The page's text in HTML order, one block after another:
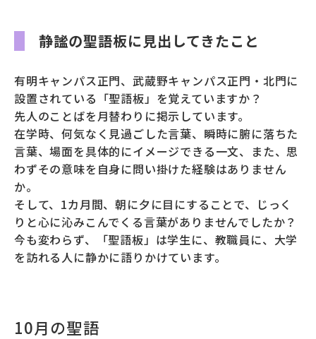
お知らせ
創立100周年記念事業
募財（寄付）
採用情報
各種手続き・ご案内
卒業後の学び
静謐の聖語板に見出してきたこと
有明キャンパス正門、武蔵野キャンパス正門・北門に
設置されている「聖語板」を覚えていますか？
先人のことばを月替わりに掲示しています。
在学時、何気なく見過ごした言葉、瞬時に腑に落ちた
言葉、場面を具体的にイメージできる一文、また、思
わずその意味を自身に問い掛けた経験はありません
か。
そして、1カ月間、朝に夕に目にすることで、じっく
りと心に沁みこんでくる言葉がありませんでしたか？
今も変わらず、「聖語板」は学生に、教職員に、大学
を訪れる人に静かに語りかけています。
10月の聖語